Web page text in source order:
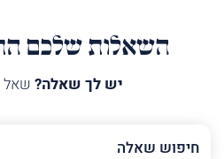
השאלות שלכם
יש לך שאלה? שאל
השם